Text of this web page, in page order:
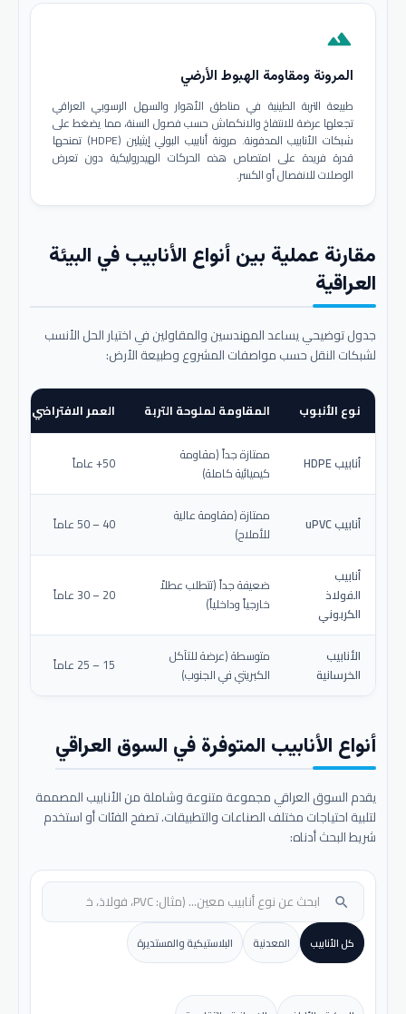
terrain
المرونة ومقاومة الهبوط الأرضي
طبيعة التربة الطينية في مناطق الأهوار والسهل الرسوبي العراقي
تجعلها عرضة للانتفاخ والانكماش حسب فصول السنة، مما يضغط على
شبكات الأنابيب المدفونة. مرونة أنابيب البولي إيثيلين (HDPE) تمنحها
قدرة فريدة على امتصاص هذه الحركات الهيدروليكية دون تعرض
الوصلات للانفصال أو الكسر.
مقارنة عملية بين أنواع الأنابيب في البيئة
العراقية
جدول توضيحي يساعد المهندسين والمقاولين في اختيار الحل الأنسب
لشبكات النقل حسب مواصفات المشروع وطبيعة الأرض:
نوع الأنبوب المقاومة لملوحة التربة العمر الافتراضي
أنابيب HDPE
ممتازة جداً (مقاومة
كيميائية كاملة)
50+ عاماً
أنابيب uPVC
ممتازة (مقاومة عالية
للأملاح)
40 – 50 عاماً
أنابيب
الفولاذ
الكربوني
ضعيفة جداً (تتطلب عطلاً
خارجياً وداخلياً)
20 – 30 عاماً
الأنابيب
الخرسانية
متوسطة (عرضة للتآكل
الكبريتي في الجنوب)
15 – 25 عاماً
أنواع الأنابيب المتوفرة في السوق العراقي
يقدم السوق العراقي مجموعة متنوعة وشاملة من الأنابيب المصممة
لتلبية احتياجات مختلف الصناعات والتطبيقات. تصفح الفئات أو استخدم
شريط البحث أدناه:
search
كل الأنابيب المعدنية البلاستيكية والمستديرة